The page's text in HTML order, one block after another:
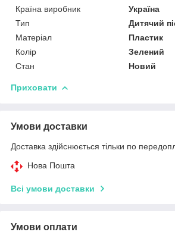
Країна виробник
Україна
Тип
Дитячий
Матеріал
Пластик
Колір
Зелений
Стан
Новий
Приховати
Умови доставки
Доставка здійснюється тільки по
Нова Пошта
Всі умови доставки
Умови оплати